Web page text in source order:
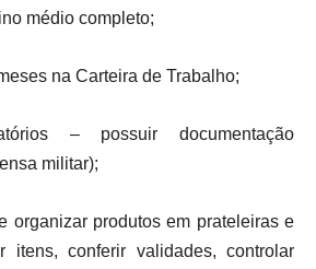
médio completo;
na Carteira de Trabalho;
– possuir documentação
militar);
organizar produtos em prateleiras e
itens, conferir validades, controlar